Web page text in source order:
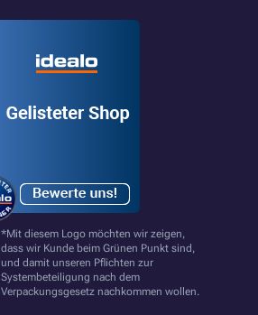
*Mit diesem Logo möchten wir zeigen,
dass wir Kunde beim Grünen Punkt sind,
und damit unseren Pflichten zur
Systembeteiligung nach dem
Verpackungsgesetz nachkommen wollen.